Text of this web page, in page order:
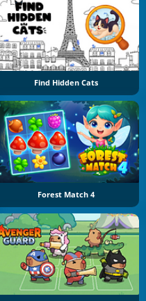
Find Hidden Cats
Forest Match 4